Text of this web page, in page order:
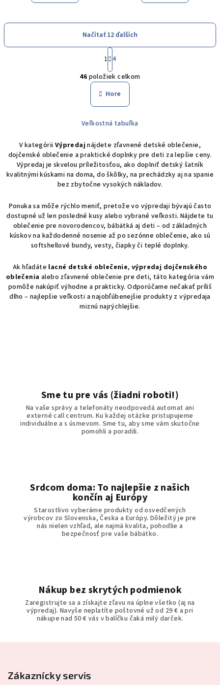
O
v
l
á
a
i
e
p
r
k
y
v
ý
p
i
s
u
Načítať 12 ďalších
S
t
r
á
n
k
o
a
i
e
1 4
46 položiek celkom
Hore
Veľkostná tabuľka
V kategórii Výpredaj nájdete zľavnené detské oblečenie,
dojčenské oblečenie a praktické doplnky pre deti za lepšie ceny.
Výpredaj je skvelou príležitosťou, ako doplniť detský šatník
kvalitnými kúskami na doma, do škôlky, na prechádzky aj na spanie
bez zbytočne vysokých nákladov.
Ponuka sa môže rýchlo meniť, pretože vo výpredaji bývajú často
dostupné už len posledné kusy alebo vybrané veľkosti. Nájdete tu
oblečenie pre novorodencov, bábätká aj deti – od základných
kúskov na každodenné nosenie až po sezónne oblečenie, ako sú
softshellové bundy, vesty, čiapky či teplé doplnky.
Ak hľadáte lacné detské oblečenie,výpredaj dojčenského
oblečenia alebo zľavnené oblečenie pre deti, táto kategória vám
pomôže nakúpiť výhodne a prakticky. Odporúčame nečakať príliš
dlho – najlepšie veľkosti a najobľúbenejšie produkty z výpredaja
miznú najrýchlejšie.
Sme tu pre vás (žiadni roboti!)
Na vaše správy a telefonáty neodpovedá automat ani
externé call centrum. Ku každej otázke pristupujeme
individuálne a s úsmevom. Sme tu, aby sme vám skutočne
pomohli a poradili.
Srdcom doma: To najlepšie z našich
končín aj Európy
Starostlivo vyberáme produkty od osvedčených
výrobcov zo Slovenska, Česka a Európy. Dôležitý je pre
nás nielen vzhľad, ale najmä kvalita, pohodlie a
bezpečnosť pre vaše bábätko.
Nákup bez skrytých podmienok
Zaregistrujte sa a získajte zľavu na úplne všetko (aj na
výpredaj). Navyše neplatíte poštovné už od 29 € a pri
nákupe nad 50 € vás v balíčku čaká milý darček.
Zákaznícky servis